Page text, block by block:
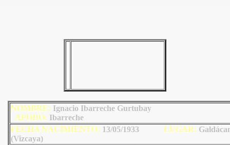
NOMBRE: Ignacio Ibarreche Gurtubay
APODO: Ibarreche
FECHA NACIMIENTO: 13/05/1933 LUGAR:
(Vizcaya)